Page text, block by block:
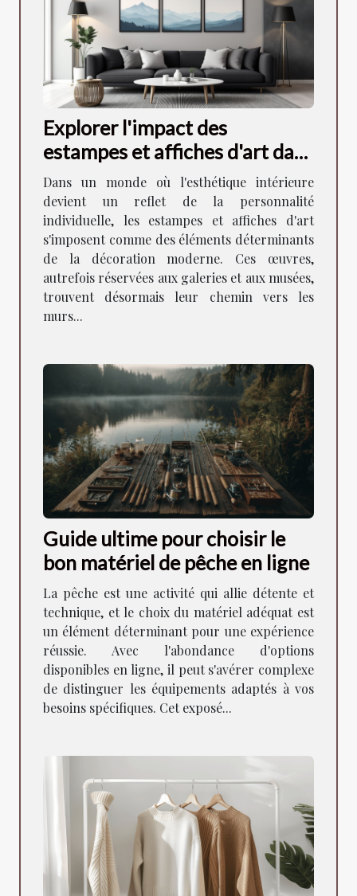
Explorer l'impact des
estampes et affiches d'art dans
la décoration moderne
Dans un monde où l'esthétique intérieure
devient un reflet de la personnalité
individuelle, les estampes et affiches d'art
s'imposent comme des éléments déterminants
de la décoration moderne. Ces œuvres,
autrefois réservées aux galeries et aux musées,
trouvent désormais leur chemin vers les
murs...
Guide ultime pour choisir le
bon matériel de pêche en ligne
La pêche est une activité qui allie détente et
technique, et le choix du matériel adéquat est
un élément déterminant pour une expérience
réussie. Avec l'abondance d'options
disponibles en ligne, il peut s'avérer complexe
de distinguer les équipements adaptés à vos
besoins spécifiques. Cet exposé...